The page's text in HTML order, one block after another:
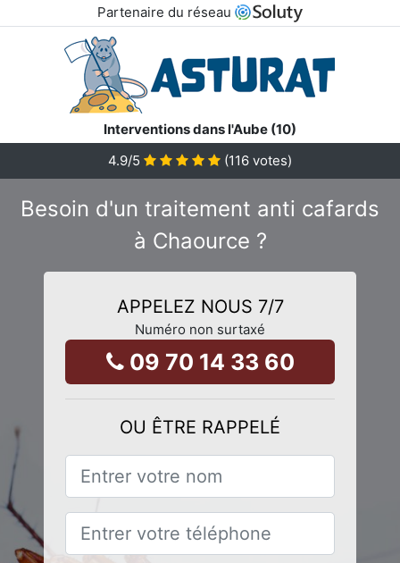
Partenaire du réseau
Interventions dans l'Aube (10)
4.9/5 (116 votes)
Besoin d'un traitement anti cafards
à Chaource ?
APPELEZ NOUS 7/7
Numéro non surtaxé
09 70 14 33 60
OU ÊTRE RAPPELÉ